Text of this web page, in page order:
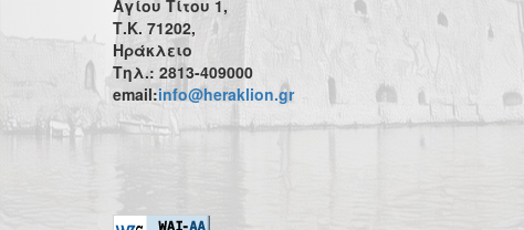
Αγίου Τίτου 1,
Τ.Κ. 71202,
Ηράκλειο
Τηλ.: 2813-409000
email:info@heraklion.gr